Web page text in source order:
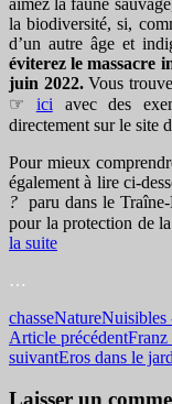
la biodiversité, si,
d’un autre âge et
éviterez le massacre
juin 2022.Vous
☞ ici avec des
directement sur le site
Pour mieux
également à lire ci-
? paru dans le
pour la protection de
la suite
…
chasseNatureNuisibles
Navigation
des
Article précédentFranz
suivantEros dans le